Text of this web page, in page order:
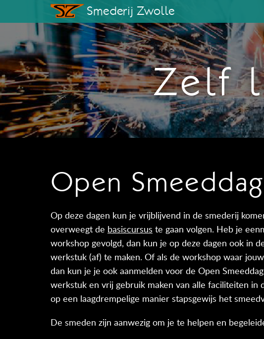
Smederij Zwolle
Zelf
Open Smeeddag
Op deze dagen kun je vrijblijvend in de smederij
overweegt de basiscursus te gaan volgen. Heb je
workshop gevolgd, dan kun je op deze dagen ook in
werkstuk (af) te maken. Of als de workshop waar
dan kun je je ook aanmelden voor de Open
werkstuk en vrij gebruik maken van alle faciliteiten in
op een laagdrempelige manier stapsgewijs het
De smeden zijn aanwezig om je te helpen en